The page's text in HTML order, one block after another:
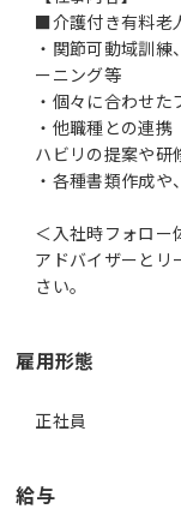
■介護付き有料老
・関節可動域訓
ーニング等
・個々に合わせ
・他職種との連
ハビリの提案や研
・各種書類作成
＜入社時フォロー
アドバイザーとリ
さい。
雇用形態
正社員
給与